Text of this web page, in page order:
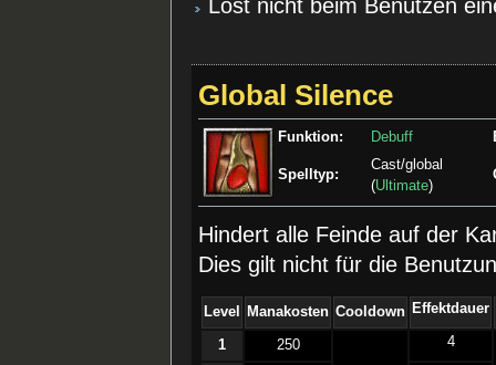
Löst nicht beim Benutzen
Global Silence
Funktion: Debuff
Spelltyp:
Cast/global
(Ultimate)
Hindert alle Feinde auf der
Dies gilt nicht für die
Level Manakosten Cooldown Effektdauer
1 250 4